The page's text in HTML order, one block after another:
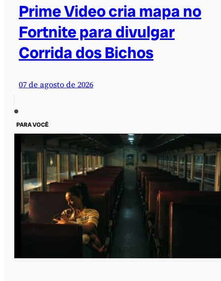
Prime Video cria mapa no
Fortnite para divulgar
Corrida dos Bichos
07 de agosto de 2026
PARA VOCÊ